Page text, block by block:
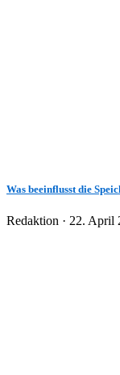
Was beeinflusst die
Redaktion · 22. April